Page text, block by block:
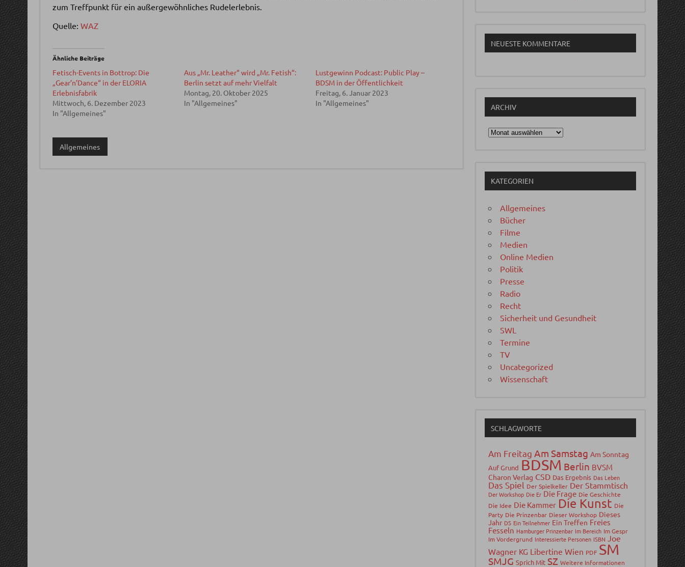
zum Treffpunkt für ein außergewöhnliches Rudelerlebnis.
Quelle: WAZ
Ähnliche Beiträge
Fetisch-Events in Bottrop: Die
„Gear’n’Dance“ in der ELORIA
Erlebnisfabrik
Mittwoch, 6. Dezember 2023
In "Allgemeines"
Aus „Mr. Leather“ wird „Mr. Fetish“:
Berlin setzt auf mehr Vielfalt
Montag, 20. Oktober 2025
In "Allgemeines"
Lustgewinn Podcast: Public Play –
BDSM in der Öffentlichkeit
Freitag, 6. Januar 2023
In "Allgemeines"
Allgemeines
NEUESTE KOMMENTARE
ARCHIV
Archiv
KATEGORIEN
Allgemeines
Bücher
Filme
Medien
Online Medien
Politik
Presse
Radio
Recht
Sicherheit und Gesundheit
SWL
Termine
TV
Uncategorized
Wissenschaft
SCHLAGWORTE
Am Freitag Am Samstag Am Sonntag
Auf Grund BDSM Berlin BVSM
Charon Verlag CSD Das Ergebnis Das Leben
Das Spiel Der Spielkeller Der Stammtisch
Der Workshop Die Er Die Frage Die Geschichte
Die Idee Die Kammer Die Kunst Die
Party Die Prinzenbar Dieser Workshop Dieses
Jahr DS Ein Teilnehmer Ein Treffen Freies
Fesseln Hamburger Prinzenbar Im Bereich Im Gespr
Im Vordergrund Interessierte Personen ISBN
Joe
Wagner KG Libertine Wien PDF SM
SMJG Sprich Mit SZ Weitere Informationen